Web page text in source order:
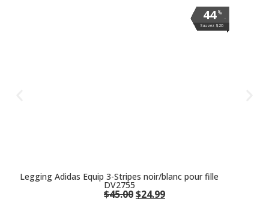
%
.
44
Sauvez $20
%
.
44
Sauvez $20
%
.
44
Sauvez $20
%
.
44
Sauvez $20
%
.
44
Sauvez $20
%
.
44
Sauvez $20
%
.
44
Sauvez $20
%
.
44
Sauvez $20
Legging Adidas Equip 3-Stripes noir/blanc pour fille
DV2755
$45.00$24.99